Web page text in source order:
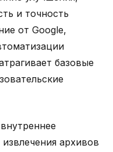
и точность
от Google,
базовые
архивов